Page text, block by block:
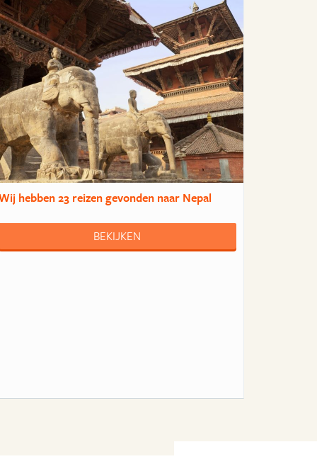
hebben23 reizengevonden naar Nepal
BEKIJKEN